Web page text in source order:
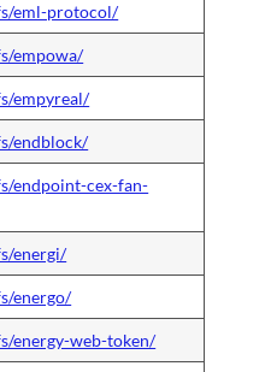
eml-protocol/
empowa/
empyreal/
endblock/
endpoint-cex-fan-
energi/
energo/
energy-web-token/